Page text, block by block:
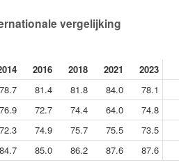
vergelijking
2016 2018 2021 2023
78.7 81.4 81.8 84.0 78.1
76.9 72.7 74.4 64.0 74.8
72.3 74.9 75.7 75.5 73.5
84.7 85.0 86.2 87.6 87.6